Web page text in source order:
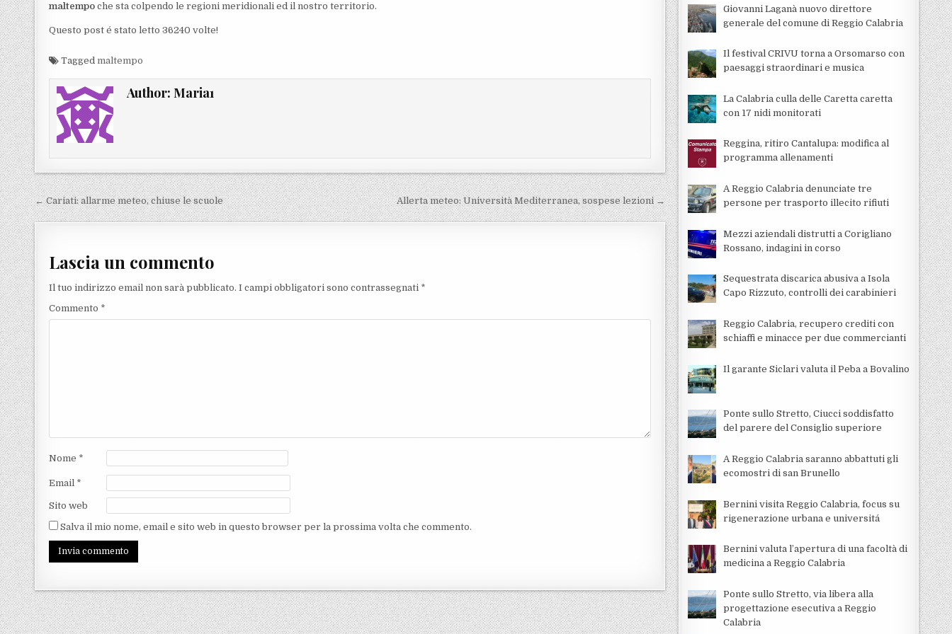
maltempo che sta colpendo le regioni meridionali ed il nostro territorio.
Questo post é stato letto 36240 volte!
Tagged maltempo
Author:Maria1
Navigazione articoli
← Cariati: allarme meteo, chiuse le scuole Allerta meteo: Università Mediterranea, sospese lezioni →
Lascia un commento
Il tuo indirizzo email non sarà pubblicato. I campi obbligatori sono contrassegnati *
Commento *
Nome *
Email *
Sito web
Salva il mio nome, email e sito web in questo browser per la prossima volta che commento.
Giovanni Laganà nuovo direttore
generale del comune di Reggio Calabria
Il festival CRIVU torna a Orsomarso con
paesaggi straordinari e musica
La Calabria culla delle Caretta caretta
con 17 nidi monitorati
Reggina, ritiro Cantalupa: modifica al
programma allenamenti
A Reggio Calabria denunciate tre
persone per trasporto illecito rifiuti
Mezzi aziendali distrutti a Corigliano
Rossano, indagini in corso
Sequestrata discarica abusiva a Isola
Capo Rizzuto, controlli dei carabinieri
Reggio Calabria, recupero crediti con
schiaffi e minacce per due commercianti
Il garante Siclari valuta il Peba a Bovalino
Ponte sullo Stretto, Ciucci soddisfatto
del parere del Consiglio superiore
A Reggio Calabria saranno abbattuti gli
ecomostri di san Brunello
Bernini visita Reggio Calabria, focus su
rigenerazione urbana e universitá
Bernini valuta l’apertura di una facoltà di
medicina a Reggio Calabria
Ponte sullo Stretto, via libera alla
progettazione esecutiva a Reggio
Calabria